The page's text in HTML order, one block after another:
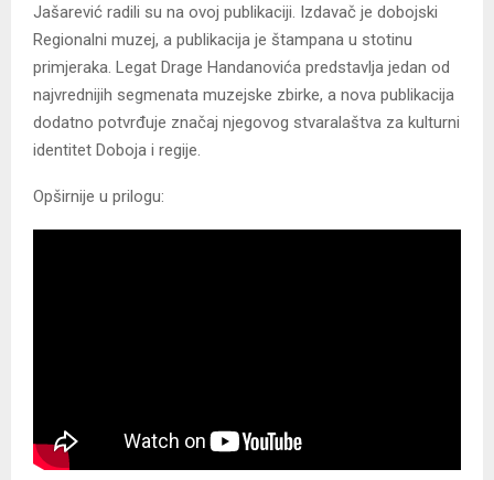
Jašarević radili su na ovoj publikaciji. Izdavač je dobojski
Regionalni muzej, a publikacija je štampana u stotinu
primjeraka. Legat Drage Handanovića predstavlja jedan od
najvrednijih segmenata muzejske zbirke, a nova publikacija
dodatno potvrđuje značaj njegovog stvaralaštva za kulturni
identitet Doboja i regije.
Opširnije u prilogu: